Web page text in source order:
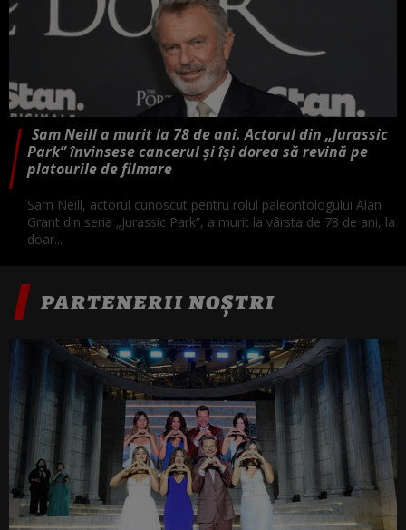
Sam Neill a murit la 78 de ani. Actorul din „Jurassic
Park” învinsese cancerul și își dorea să revină pe
platourile de filmare
Sam Neill, actorul cunoscut pentru rolul paleontologului Alan
Grant din seria „Jurassic Park”, a murit la vârsta de 78 de ani, la
doar...
PARTENERII NOȘTRI